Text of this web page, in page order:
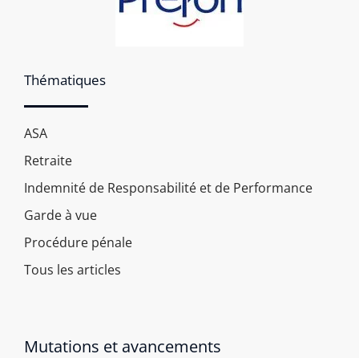
Thématiques
ASA
Retraite
Indemnité de Responsabilité et de Performance
Garde à vue
Procédure pénale
Tous les articles
Mutations et avancements